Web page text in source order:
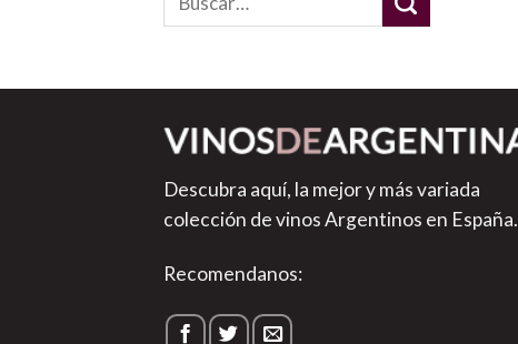
Descubra aquí, la mejor y más variada
colección de vinos Argentinos en España.
Recomendanos: